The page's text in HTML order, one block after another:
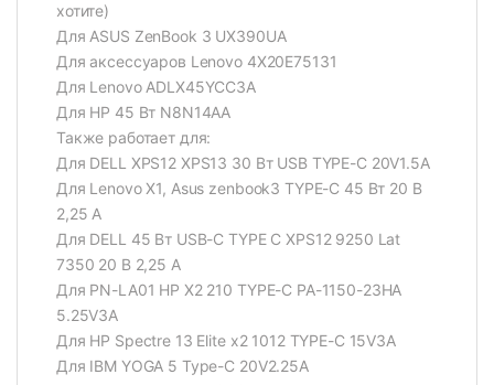
хотите)
Для ASUS ZenBook 3 UX390UA
Для аксессуаров Lenovo 4X20E75131
Для Lenovo ADLX45YCC3A
Для HP 45 Вт N8N14AA
Также работает для:
Для DELL XPS12 XPS13 30 Вт USB TYPE-C 20V1.5A
Для Lenovo X1, Asus zenbook3 TYPE-C 45 Вт 20 В
2,25 А
Для DELL 45 Вт USB-C TYPE C XPS12 9250 Lat
7350 20 В 2,25 А
Для PN-LA01 HP X2 210 TYPE-C PA-1150-23HA
5.25V3A
Для HP Spectre 13 Elite x2 1012 TYPE-C 15V3A
Для IBM YOGA 5 Type-C 20V2.25A